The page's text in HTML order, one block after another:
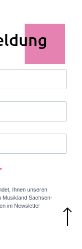
Ihnen unseren
Musikland Sachsen-
im Newsletter